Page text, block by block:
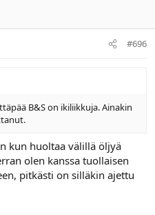
#696
B&S on ikiliikkuja. Ainakin
kun huoltaa välillä öljyä
olen kanssa tuollaisen
pitkästi on silläkin ajettu